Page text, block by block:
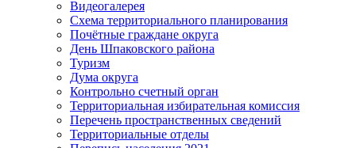
Видеогалерея
Схема территориального планирования
Почётные граждане округа
День Шпаковского района
Туризм
Дума округа
Контрольно счетный орган
Территориальная избирательная комиссия
Перечень пространственных сведений
Территориальные отделы